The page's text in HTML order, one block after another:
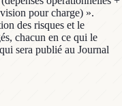
pour charge) ».
des risques et le
chacun en ce qui le
sera publié au Journal